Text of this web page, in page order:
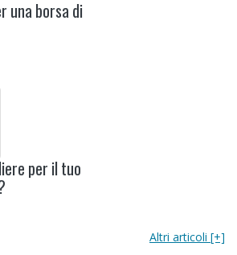
una borsa di
per il tuo
Altri articoli [+]